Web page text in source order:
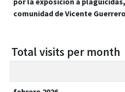
comunidad de Vicente
Total visits per month